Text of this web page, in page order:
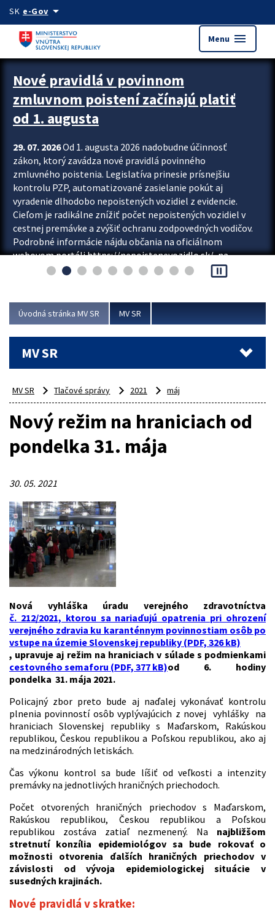
Preskocit na hlavný obsah
SK e-Govarrow_drop_down
Menu menu
Zastavit automatický posun upútavok
Nové pravidlá v povinnom
zmluvnom poistení začínajú platiť
od 1. augusta
29. 07. 2026Od 1. augusta 2026 nadobudne účinnosť
zákon, ktorý zavádza nové pravidlá povinného
zmluvného poistenia. Legislatíva prinesie prísnejšiu
kontrolu PZP, automatizované zasielanie pokút aj
vyradenie dlhodobo nepoistených vozidiel z evidencie.
Cieľom je radikálne znížiť počet nepoistených vozidiel v
cestnej premávke a zvýšiť ochranu zodpovedných vodičov.
Podrobné informácie nájdu občania na oficiálnom
webovom portáli https://nepoistenevozidlo.sk/, na
ktorom od augusta pribudne aj možnosť overiť si...
pause_presentation
Úvodná stránka MV SR MV SR
MV SR
MV SR Tlačové správy 2021 máj
Nový režim na hraniciach od
pondelka 31. mája
30. 05. 2021
Nová vyhláška úradu verejného zdravotníctva
č. 212/2021, ktorou sa nariaďujú opatrenia pri ohrození
verejného zdravia ku karanténnym povinnostiam osôb po
vstupe na územie Slovenskej republiky (PDF, 326 kB)
, upravuje aj režim na hraniciach v súlade s podmienkami
cestovného semaforu (PDF, 377 kB)od 6. hodiny
pondelka 31. mája 2021.
Policajný zbor preto bude aj naďalej vykonávať kontrolu
plnenia povinností osôb vyplývajúcich z novej vyhlášky na
hraniciach Slovenskej republiky s Maďarskom, Rakúskou
republikou, Českou republikou a Poľskou republikou, ako aj
na medzinárodných letiskách.
Čas výkonu kontrol sa bude líšiť od veľkosti a intenzity
premávky na jednotlivých hraničných priechodoch.
Počet otvorených hraničných priechodov s Maďarskom,
Rakúskou republikou, Českou republikou a Poľskou
republikou zostáva zatiaľ nezmenený. Na najbližšom
stretnutí konzília epidemiológov sa bude rokovať o
možnosti otvorenia ďalších hraničných priechodov v
závislosti od vývoja epidemiologickej situácie v
susedných krajinách.
Nové pravidlá v skratke: